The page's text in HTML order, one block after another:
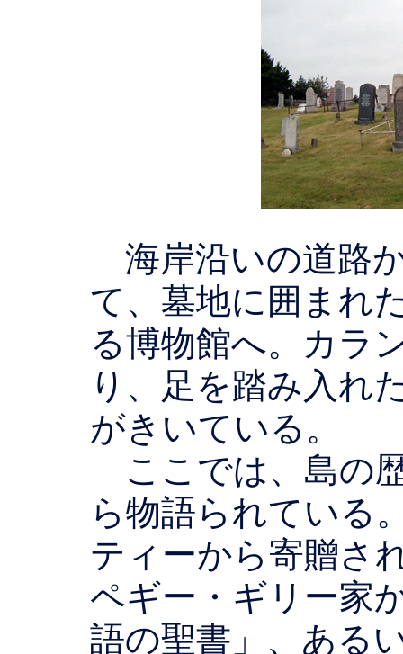
海岸沿いの道路
て、墓地に囲まれ
る博物館へ。カラ
り、足を踏み入れ
がきいている。
ここでは、島の
ら物語られている
ティーから寄贈さ
ペギー・ギリー家
語の聖書」、ある